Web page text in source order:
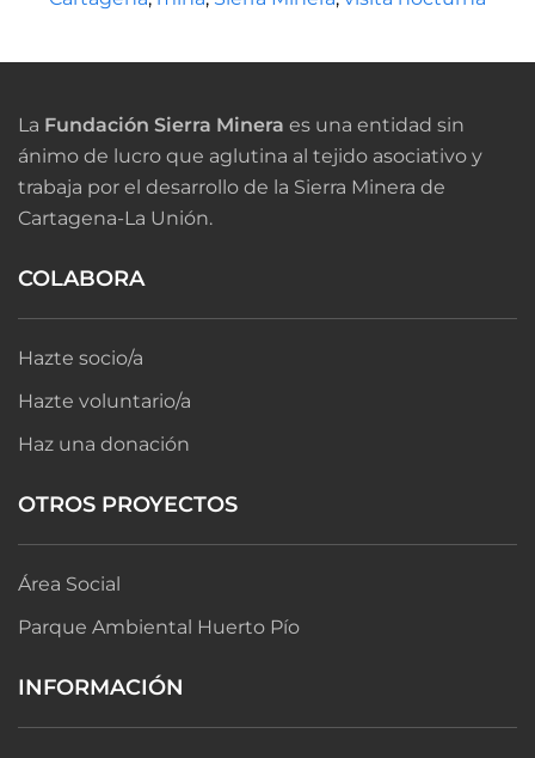
La Fundación Sierra Minera es una entidad sin
ánimo de lucro que aglutina al tejido asociativo y
trabaja por el desarrollo de la Sierra Minera de
Cartagena-La Unión.
COLABORA
Hazte socio/a
Hazte voluntario/a
Haz una donación
OTROS PROYECTOS
Área Social
Parque Ambiental Huerto Pío
INFORMACIÓN